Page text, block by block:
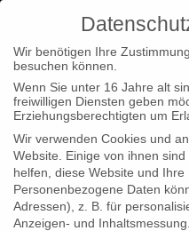
Home Typ|News
City
Wir benötigen Ihre
besuchen können.
Wenn Sie unter 16 Jahre alt
freiwilligen Diensten geben
Erziehungsberechtigten um
Wir verwenden Cookies und
Website. Einige von ihnen
helfen, diese Website und Ihre
Personenbezogene Daten
Adressen), z. B. für
Anzeigen- und Inhaltsmessung.